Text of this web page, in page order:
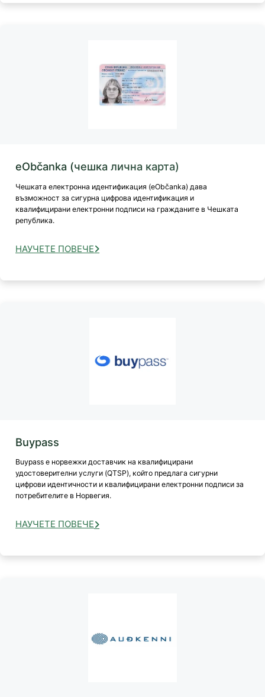
eObčanka (чешка лична карта)
Чешката електронна идентификация (eObčanka) дава
възможност за сигурна цифрова идентификация и
квалифицирани електронни подписи на гражданите в Чешката
република.
НАУЧЕТЕ ПОВЕЧЕ
Buypass
Buypass е норвежки доставчик на квалифицирани
удостоверителни услуги (QTSP), който предлага сигурни
цифрови идентичности и квалифицирани електронни подписи за
потребителите в Норвегия.
НАУЧЕТЕ ПОВЕЧЕ